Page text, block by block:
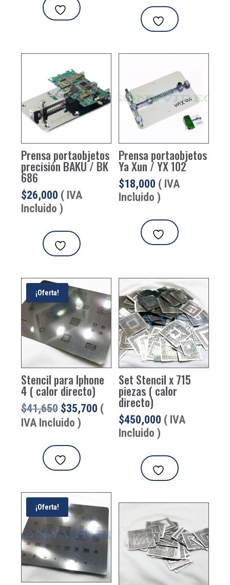
Prensa portaobjetos
precisión BAKU / BK
686
$26,000 ( IVA
Incluido )
Prensa portaobjetos
Ya Xun / YX 102
$18,000 ( IVA
Incluido )
¡Oferta!
Stencil para Iphone
4 ( calor directo)
$41,650 El
precio
era:
$41,650.
$35,700El
precio
actual
(
IVA Incluido )
Set Stencil x 715
piezas ( calor
directo)
$450,000 ( IVA
Incluido )
¡Oferta!